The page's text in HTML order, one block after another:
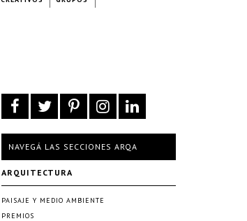
NAVEGÁ LAS SECCIONES ARQA
ARQUITECTURA
PAISAJE Y MEDIO AMBIENTE
PREMIOS